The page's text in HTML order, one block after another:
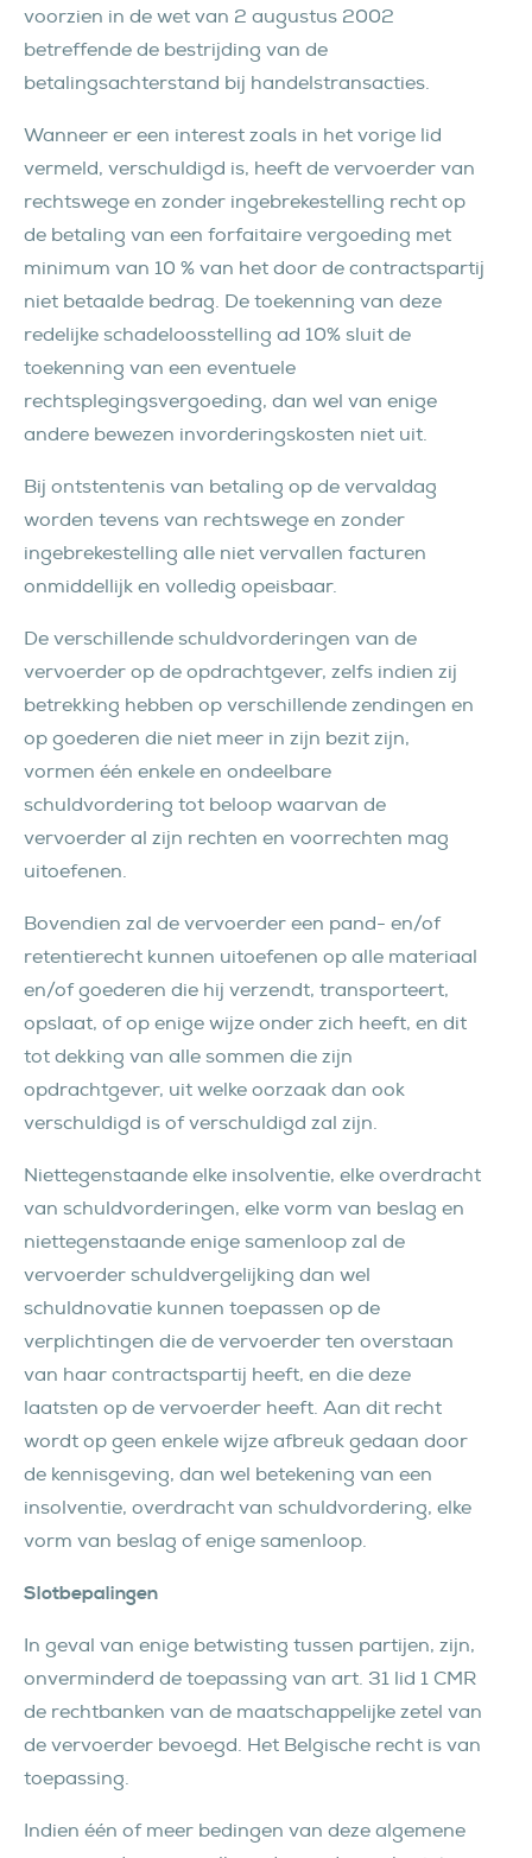
voorzien in de wet van 2 augustus 2002
betreffende de bestrijding van de
betalingsachterstand bij handelstransacties.
Wanneer er een interest zoals in het vorige lid
vermeld, verschuldigd is, heeft de vervoerder van
rechtswege en zonder ingebrekestelling recht op
de betaling van een forfaitaire vergoeding met
minimum van 10 % van het door de contractspartij
niet betaalde bedrag. De toekenning van deze
redelijke schadeloosstelling ad 10% sluit de
toekenning van een eventuele
rechtsplegingsvergoeding, dan wel van enige
andere bewezen invorderingskosten niet uit.
Bij ontstentenis van betaling op de vervaldag
worden tevens van rechtswege en zonder
ingebrekestelling alle niet vervallen facturen
onmiddellijk en volledig opeisbaar.
De verschillende schuldvorderingen van de
vervoerder op de opdrachtgever, zelfs indien zij
betrekking hebben op verschillende zendingen en
op goederen die niet meer in zijn bezit zijn,
vormen één enkele en ondeelbare
schuldvordering tot beloop waarvan de
vervoerder al zijn rechten en voorrechten mag
uitoefenen.
Bovendien zal de vervoerder een pand- en/of
retentierecht kunnen uitoefenen op alle materiaal
en/of goederen die hij verzendt, transporteert,
opslaat, of op enige wijze onder zich heeft, en dit
tot dekking van alle sommen die zijn
opdrachtgever, uit welke oorzaak dan ook
verschuldigd is of verschuldigd zal zijn.
Niettegenstaande elke insolventie, elke overdracht
van schuldvorderingen, elke vorm van beslag en
niettegenstaande enige samenloop zal de
vervoerder schuldvergelijking dan wel
schuldnovatie kunnen toepassen op de
verplichtingen die de vervoerder ten overstaan
van haar contractspartij heeft, en die deze
laatsten op de vervoerder heeft. Aan dit recht
wordt op geen enkele wijze afbreuk gedaan door
de kennisgeving, dan wel betekening van een
insolventie, overdracht van schuldvordering, elke
vorm van beslag of enige samenloop.
Slotbepalingen
In geval van enige betwisting tussen partijen, zijn,
onverminderd de toepassing van art. 31 lid 1 CMR
de rechtbanken van de maatschappelijke zetel van
de vervoerder bevoegd. Het Belgische recht is van
toepassing.
Indien één of meer bedingen van deze algemene